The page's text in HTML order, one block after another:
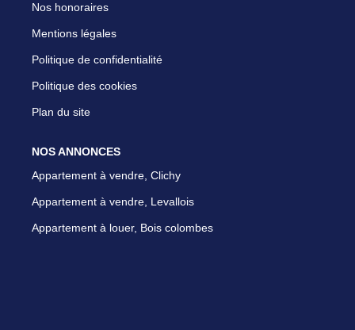
Nos honoraires
Mentions légales
Politique de confidentialité
Politique des cookies
Plan du site
NOS ANNONCES
Appartement à vendre, Clichy
Appartement à vendre, Levallois
Appartement à louer, Bois colombes